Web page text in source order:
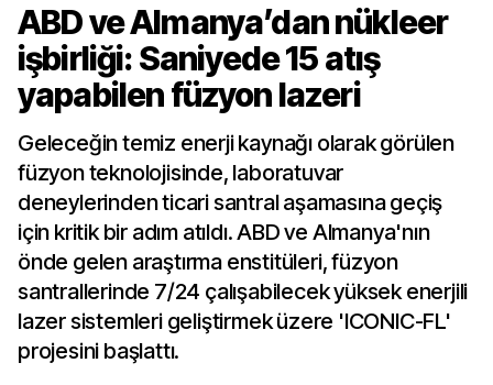
ABD ve Almanya’dan nükleer
işbirliği: Saniyede 15 atış
yapabilen füzyon lazeri
Geleceğin temiz enerji kaynağı olarak görülen
füzyon teknolojisinde, laboratuvar
deneylerinden ticari santral aşamasına geçiş
için kritik bir adım atıldı. ABD ve Almanya'nın
önde gelen araştırma enstitüleri, füzyon
santrallerinde 7/24 çalışabilecek yüksek enerjili
lazer sistemleri geliştirmek üzere 'ICONIC-FL'
projesini başlattı.